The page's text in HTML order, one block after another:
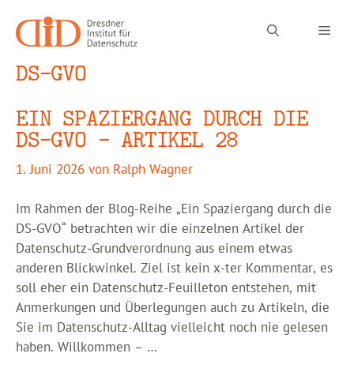
Inhalt
springen
DS-GVO
EIN SPAZIERGANG DURCH DIE
DS-GVO – ARTIKEL 28
1. Juni 2026 von Ralph Wagner
Im Rahmen der Blog-Reihe „Ein Spaziergang durch die
DS-GVO“ betrachten wir die einzelnen Artikel der
Datenschutz-Grundverordnung aus einem etwas
anderen Blickwinkel. Ziel ist kein x-ter Kommentar, es
soll eher ein Datenschutz-Feuilleton entstehen, mit
Anmerkungen und Überlegungen auch zu Artikeln, die
Sie im Datenschutz-Alltag vielleicht noch nie gelesen
haben. Willkommen – …